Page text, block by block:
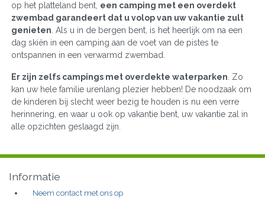
op het platteland bent, een camping met een overdekt
zwembad garandeert dat u volop van uw vakantie zult
genieten . Als u in de bergen bent, is het heerlijk om na een
dag skiën in een camping aan de voet van de pistes te
ontspannen in een verwarmd zwembad.
Er zijn zelfs campings met overdekte waterparken . Zo
kan uw hele familie urenlang plezier hebben! De noodzaak om
de kinderen bij slecht weer bezig te houden is nu een verre
herinnering, en waar u ook op vakantie bent, uw vakantie zal in
alle opzichten geslaagd zijn.
Informatie
Neem contact met ons op